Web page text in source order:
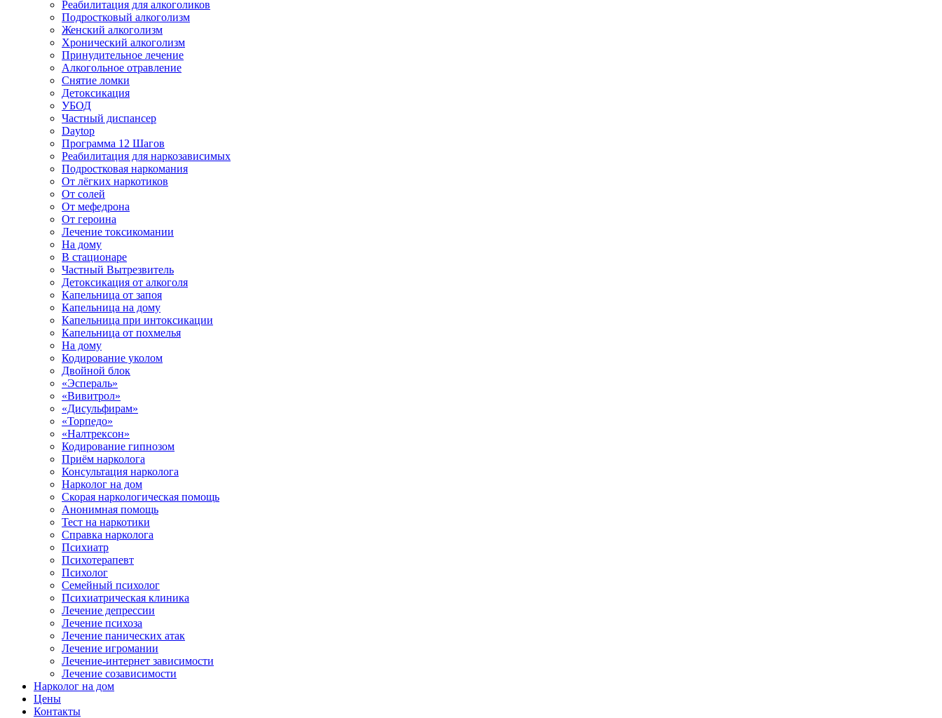
Реабилитация для алкоголиков
Подростковый алкоголизм
Женский алкоголизм
Хронический алкоголизм
Принудительное лечение
Алкогольное отравление
Снятие ломки
Детоксикация
УБОД
Частный диспансер
Daytop
Программа 12 Шагов
Реабилитация для наркозависимых
Подростковая наркомания
От лёгких наркотиков
От солей
От мефедрона
От героина
Лечение токсикомании
На дому
В стационаре
Частный Вытрезвитель
Детоксикация от алкоголя
Капельница от запоя
Капельница на дому
Капельница при интоксикации
Капельница от похмелья
На дому
Кодирование уколом
Двойной блок
«Эспераль»
«Вивитрол»
«Дисульфирам»
«Торпедо»
«Налтрексон»
Кодирование гипнозом
Приём нарколога
Консультация нарколога
Нарколог на дом
Скорая наркологическая помощь
Анонимная помощь
Тест на наркотики
Справка нарколога
Психиатр
Психотерапевт
Психолог
Семейный психолог
Психиатрическая клиника
Лечение депрессии
Лечение психоза
Лечение панических атак
Лечение игромании
Лечение-интернет зависимости
Лечение созависимости
Нарколог на дом
Цены
Контакты